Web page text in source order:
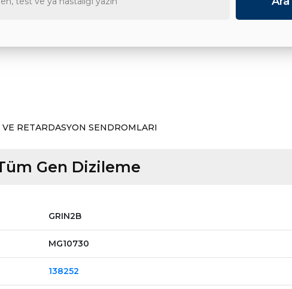
RETARDASYON SENDROMLARI
Gen Dizileme
GRIN2B
MG10730
138252